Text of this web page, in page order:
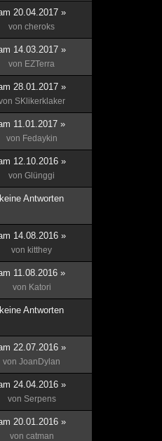
20.04.2017 »
von cheroks
14.03.2017 »
von EZTerra
28.01.2017 »
SKlikerklaker
11.01.2017 »
von Fedaykin
12.10.2016 »
von Glünggi
keine Antworten
14.08.2016 »
von kitthey
11.08.2016 »
von Katori
keine Antworten
22.07.2016 »
von JoanDylan
24.04.2016 »
von Serpens
20.01.2016 »
von catman